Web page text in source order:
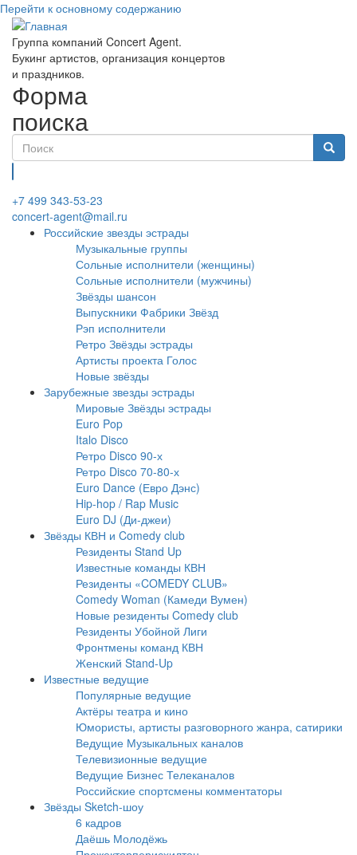
Перейти к основному содержанию
Группа компаний Concert Agent.
Букинг артистов, организация концертов
и праздников.
Форма
поиска
+7 499 343-53-23
concert-agent@mail.ru
Российские звезды эстрады
Музыкальные группы
Сольные исполнители (женщины)
Сольные исполнители (мужчины)
Звёзды шансон
Выпускники Фабрики Звёзд
Рэп исполнители
Ретро Звёзды эстрады
Артисты проекта Голос
Новые звёзды
Зарубежные звезды эстрады
Мировые Звёзды эстрады
Euro Pop
Italo Disco
Ретро Disco 90-х
Ретро Disco 70-80-х
Euro Dance (Евро Дэнс)
Hip-hop / Rap Music
Euro DJ (Ди-джеи)
Звёзды КВН и Comedy club
Резиденты Stand Up
Известные команды КВН
Резиденты «COMEDY CLUB»
Comedy Woman (Камеди Вумен)
Новые резиденты Comedy club
Резиденты Убойной Лиги
Фронтмены команд КВН
Женский Stand-Up
Известные ведущие
Популярные ведущие
Актёры театра и кино
Юмористы, артисты разговорного жанра, сатирики
Ведущие Музыкальных каналов
Телевизионные ведущие
Ведущие Бизнес Телеканалов
Российские спортсмены комментаторы
Звёзды Sketch-шоу
6 кадров
Даёшь Молодёжь